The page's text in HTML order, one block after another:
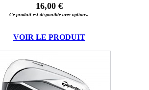
16,00 €
Ce produit est disponible avec options.
VOIR LE PRODUIT